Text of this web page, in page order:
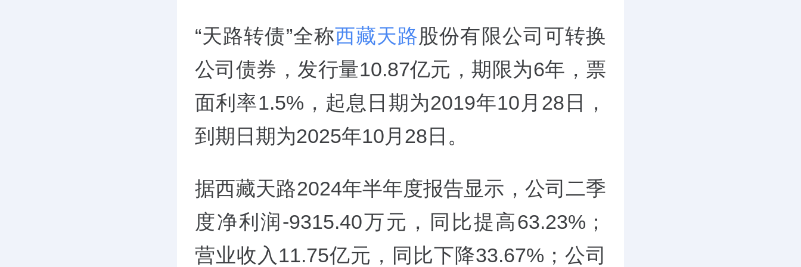
“天路转债”全称西藏天路股份有限公司可转换
公司债券，发行量10.87亿元，期限为6年，票
面利率1.5%，起息日期为2019年10月28日，
到期日期为2025年10月28日。
据西藏天路2024年半年度报告显示，公司二季
度净利润-9315.40万元，同比提高63.23%；
营业收入11.75亿元，同比下降33.67%；公司